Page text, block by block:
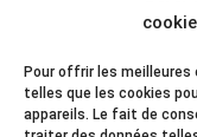
Pour offrir les meilleures
telles que les cookies
appareils. Le fait de
Podium
Scentroll et
Ce